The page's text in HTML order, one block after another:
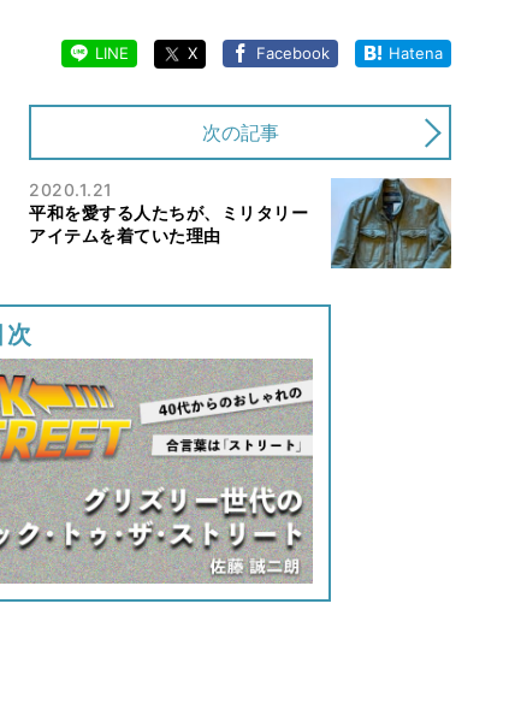
LINE X Facebook Hatena
次の記事
2020.1.21
平和を愛する人たちが、ミリタリー
アイテムを着ていた理由
次